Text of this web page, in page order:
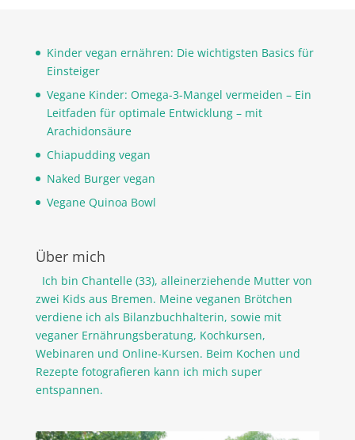
Kinder vegan ernähren: Die wichtigsten Basics für
Einsteiger
Vegane Kinder: Omega-3-Mangel vermeiden – Ein
Leitfaden für optimale Entwicklung – mit
Arachidonsäure
Chiapudding vegan
Naked Burger vegan
Vegane Quinoa Bowl
Über mich
Ich bin Chantelle (33), alleinerziehende Mutter von
zwei Kids aus Bremen. Meine veganen Brötchen
verdiene ich als Bilanzbuchhalterin, sowie mit
veganer Ernährungsberatung, Kochkursen,
Webinaren und Online-Kursen. Beim Kochen und
Rezepte fotografieren kann ich mich super
entspannen.